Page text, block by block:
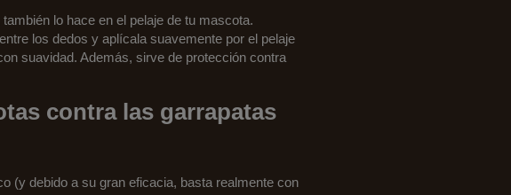
lo hace en el pelaje de tu mascota.
los dedos y aplícala suavemente por el pelaje
suavidad. Además, sirve de protección contra
contra las garrapatas
(y debido a su gran eficacia, basta realmente con